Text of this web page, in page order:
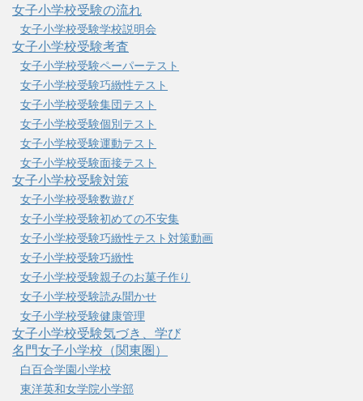
女子小学校受験の流れ
女子小学校受験学校説明会
女子小学校受験考査
女子小学校受験ペーパーテスト
女子小学校受験巧緻性テスト
女子小学校受験集団テスト
女子小学校受験個別テスト
女子小学校受験運動テスト
女子小学校受験面接テスト
女子小学校受験対策
女子小学校受験数遊び
女子小学校受験初めての不安集
女子小学校受験巧緻性テスト対策動画
女子小学校受験巧緻性
女子小学校受験親子のお菓子作り
女子小学校受験読み聞かせ
女子小学校受験健康管理
女子小学校受験気づき、学び
名門女子小学校（関東圏）
白百合学園小学校
東洋英和女学院小学部